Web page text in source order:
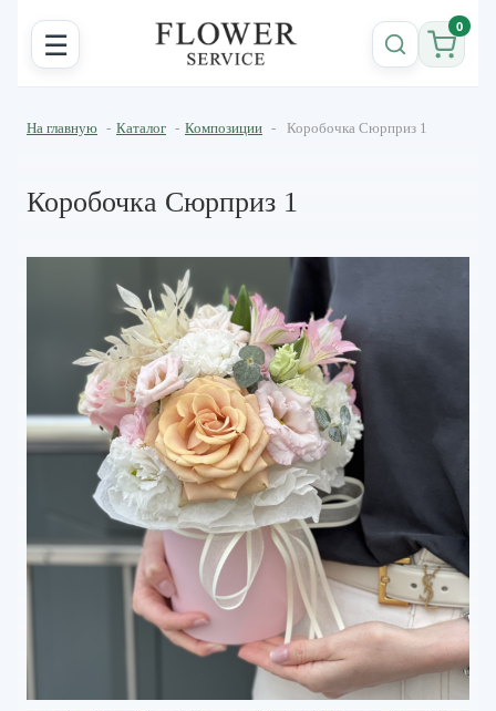
☰ 0
На главную - Каталог - Композиции - Коробочка Сюрприз 1
Коробочка Сюрприз 1